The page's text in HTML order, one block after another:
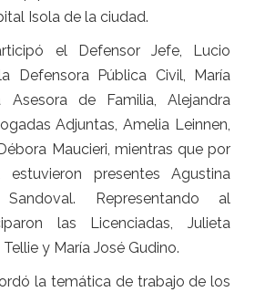
Isola de la ciudad.
el Defensor Jefe, Lucio
Defensora Pública Civil, María
Asesora de Familia, Alejandra
Adjuntas, Amelia Leinnen,
Maucieri, mientras que por
presentes Agustina
Representando al
las Licenciadas, Julieta
y María José Gudino.
la temática de trabajo de los